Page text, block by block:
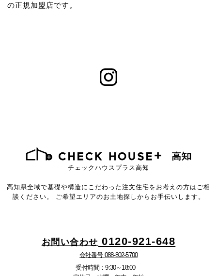
の正規加盟店です。
チェックハウスプラス高知
高知県全域で基礎や構造にこだわった注文住宅をお考えの方はご相
談ください。
ご希望エリアのお土地探しからお手伝いします。
お問い合わせ 0120-921-648
会社番号 088-802-5700
受付時間：9:30～18:00